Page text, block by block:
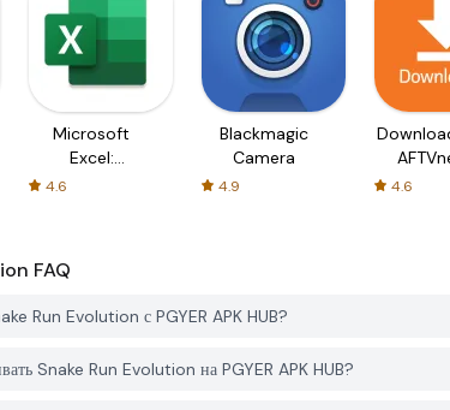
Microsoft
Excel:
Spreadsheets
4.6
Blackmagic
Camera
4.9 4.6
FAQ
Run Evolution с PGYER APK HUB?
Snake Run Evolution на PGYER APK HUB?